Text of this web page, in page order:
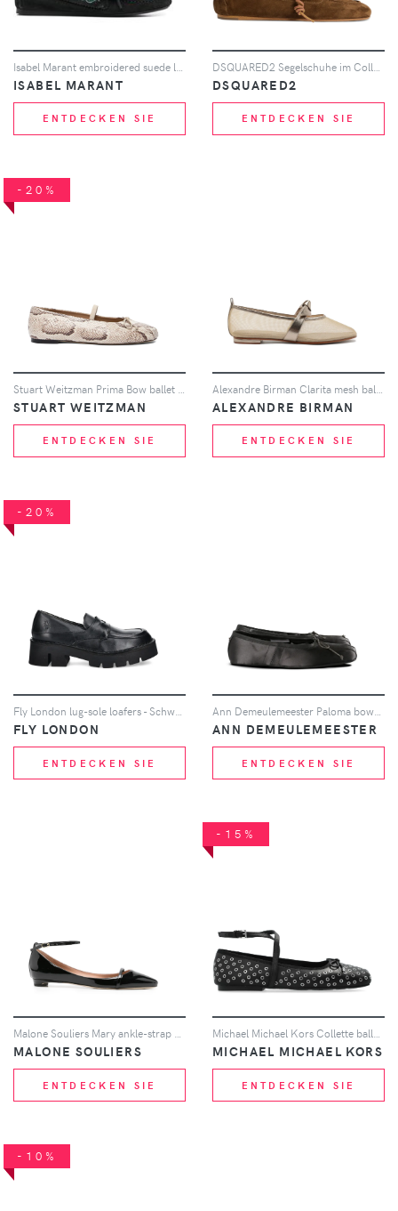
ISABEL MARANT
ENTDECKEN SIE
DSQUARED2
ENTDECKEN SIE
-20%
STUART WEITZMAN
ENTDECKEN SIE
ALEXANDRE BIRMAN
ENTDECKEN SIE
-20%
FLY LONDON
ENTDECKEN SIE
ANN DEMEULEMEESTER
ENTDECKEN SIE
MALONE SOULIERS
ENTDECKEN SIE
-15%
MICHAEL MICHAEL KORS
ENTDECKEN SIE
-10%